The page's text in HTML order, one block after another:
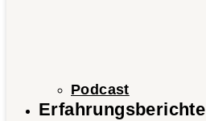
Podcast
Erfahrungsberichte